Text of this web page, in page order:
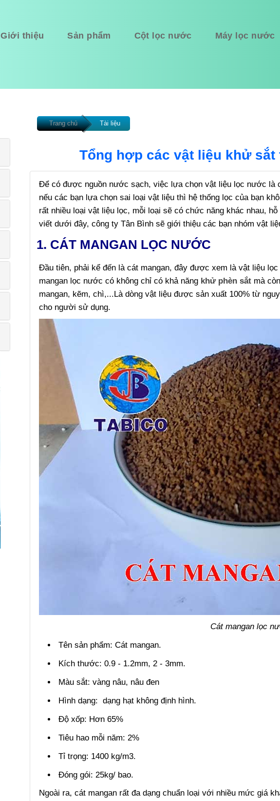
Giới thiệu Sản phẩm Cột lọc nước Máy lọc nước
Trang chủ Tài liệu
Tổng hợp các vật liệu khử
Để có được nguồn nước sạch, việc lựa chọn vật liệu lọc nước
nếu các bạn lựa chọn sai loại vật liệu thì hệ thống lọc của bạn
rất nhiều loại vật liệu lọc, mỗi loại sẽ có chức năng khác nhau,
viết dưới đây, công ty Tân Bình sẽ giới thiệu các bạn nhóm vật
1. CÁT MANGAN LỌC NƯỚC
Đầu tiên, phải kể đến là cát mangan, đây được xem là vật liệu
mangan lọc nước có không chỉ có khả năng khử phèn sắt mà
mangan, kẽm, chì,...Là dòng vật liệu được sản xuất 100% từ
cho người sử dụng.
Cát mangan lọc
Tên sản phẩm: Cát mangan.
Kích thước: 0.9 - 1.2mm, 2 - 3mm.
Màu sắt: vàng nâu, nâu đen
Hình dạng: dạng hạt không định hình.
Độ xốp: Hơn 65%
Tiêu hao mỗi năm: 2%
Tỉ trọng: 1400 kg/m3.
Đóng gói: 25kg/ bao.
Ngoài ra, cát mangan rất đa dạng chuẩn loại với nhiều mức giá